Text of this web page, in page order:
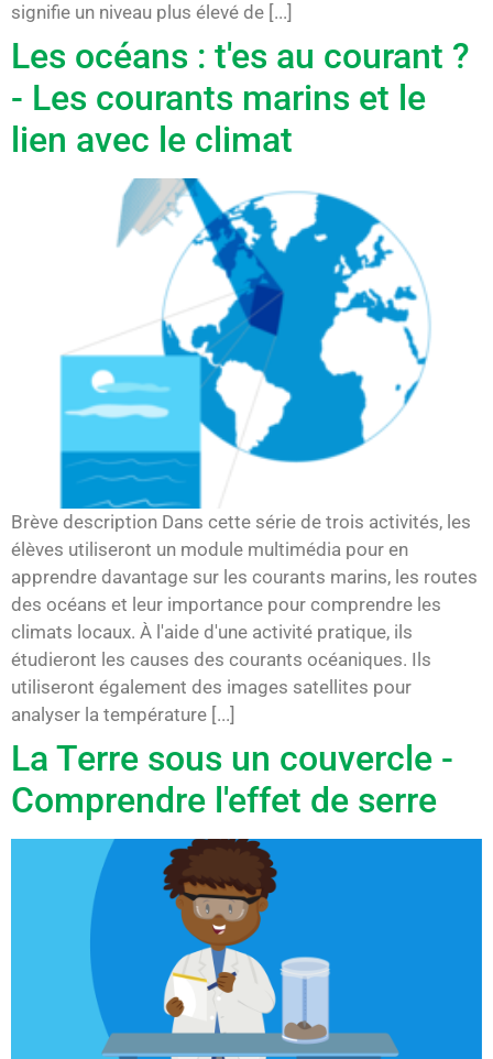
signifie un niveau plus élevé de [...]
Les océans : t'es au courant ?
- Les courants marins et le
lien avec le climat
Brève description Dans cette série de trois activités, les
élèves utiliseront un module multimédia pour en
apprendre davantage sur les courants marins, les routes
des océans et leur importance pour comprendre les
climats locaux. À l'aide d'une activité pratique, ils
étudieront les causes des courants océaniques. Ils
utiliseront également des images satellites pour
analyser la température [...]
La Terre sous un couvercle -
Comprendre l'effet de serre